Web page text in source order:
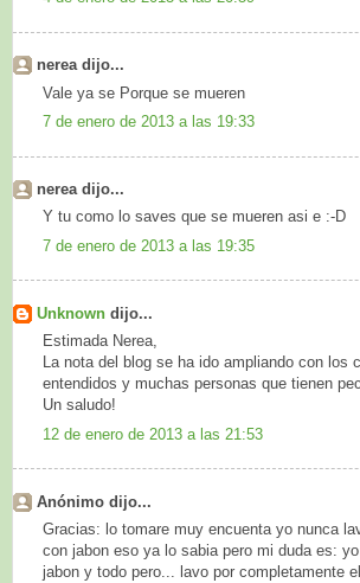
nerea dijo...
Vale ya se Porque se mueren
7 de enero de 2013 a las 19:33
nerea dijo...
Y tu como lo saves que se mueren asi e :-D
7 de enero de 2013 a las 19:35
Unknown dijo...
Estimada Nerea,
La nota del blog se ha ido ampliando con los
entendidos y muchas personas que tienen
Un saludo!
12 de enero de 2013 a las 21:53
Anónimo dijo...
Gracias: lo tomare muy encuenta yo nunca
con jabon eso ya lo sabia pero mi duda es:
jabon y todo pero... lavo por completamente